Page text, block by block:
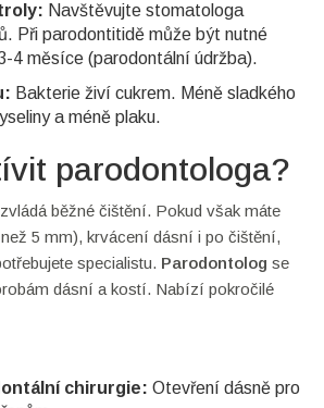
Navštěvujte stomatologa
Při parodontitidě může být nutné
4 měsíce (parodontální údržba).
Bakterie živí cukrem. Méně sladkého
a méně plaku.
parodontologa?
běžné čištění. Pokud však máte
5 mm), krvácení dásní i po čištění,
specialistu. Parodontolog se
dásní a kostí. Nabízí pokročilé
chirurgie: Otevření dásně pro